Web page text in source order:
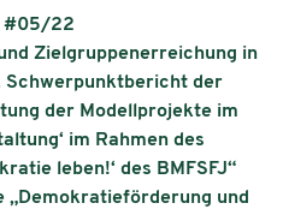
#05/22
Zielgruppenerreichung in
der
der Modellprojekte im
im Rahmen des
leben!‘ des BMFSFJ“
„Demokratieförderung und